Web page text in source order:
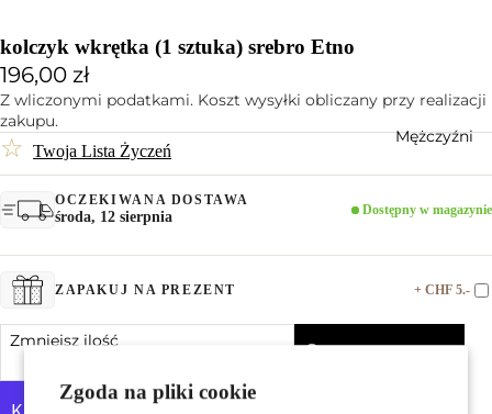
Zgoda na pliki cookie
Mężczyźni
kolczyk wkrętka (1 sztuka) srebro Etno
196,00 zł
Z wliczonymi podatkami. Koszt wysyłki obliczany przy realizacji
zakupu.
☆ Twoja Lista Życzeń
OCZEKIWANA DOSTAWA
środa, 12 sierpnia Dostępny w magazynie
ZAPAKUJ NA PREZENT + CHF 5.-
Zmniejsz ilość
Dodaj do koszyka